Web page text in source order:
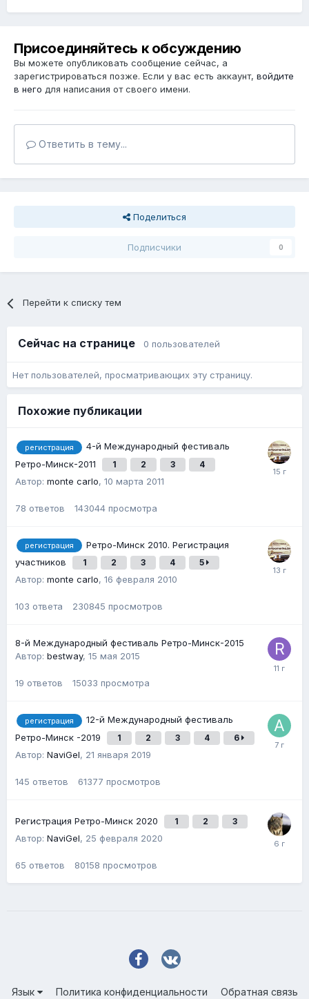
Присоединяйтесь к обсуждению
Вы можете опубликовать сообщение сейчас, а
зарегистрироваться позже. Если у вас есть аккаунт, войдите
в него для написания от своего имени.
Ответить в тему...
Поделиться
Подписчики 0
Перейти к списку тем
Сейчас на странице 0 пользователей
Нет пользователей, просматривающих эту страницу.
Похожие публикации
регистрация
4-й Международный фестиваль
Ретро-Минск-2011
1 2 3 4
Автор: monte carlo, 10 марта 2011
78 ответов 143044 просмотра
регистрация
Ретро-Минск 2010. Регистрация
участников
1 2 3 4 5
Автор: monte carlo, 16 февраля 2010
103 ответа 230845 просмотров
8-й Международный фестиваль Ретро-Минск-2015
Автор: bestway, 15 мая 2015
19 ответов 15033 просмотра
регистрация
12-й Международный фестиваль
Ретро-Минск -2019
1 2 3 4 6
Автор: NaviGel, 21 января 2019
145 ответов 61377 просмотров
Регистрация Ретро-Минск 2020 1 2 3
Автор: NaviGel, 25 февраля 2020
65 ответов 80158 просмотров
Язык Политика конфиденциальности Обратная связь